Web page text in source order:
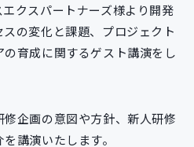
クスパートナーズ様より開発
の変化と課題、プロジェクト
育成に関するゲスト講演をし
企画の意図や方針、新人研修
講演いたします。